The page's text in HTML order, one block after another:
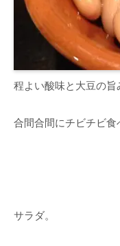
程よい酸味と大豆の旨
合間合間にチビチビ食
サラダ。